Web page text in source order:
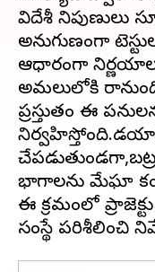
విదేశీ నిపుణులు
అనుగుణంగా
ఆధారంగా
అమలులోకి
ప్రస్తుతం ఈ
భాగాలను మేఘా
ఈ క్రమంలో